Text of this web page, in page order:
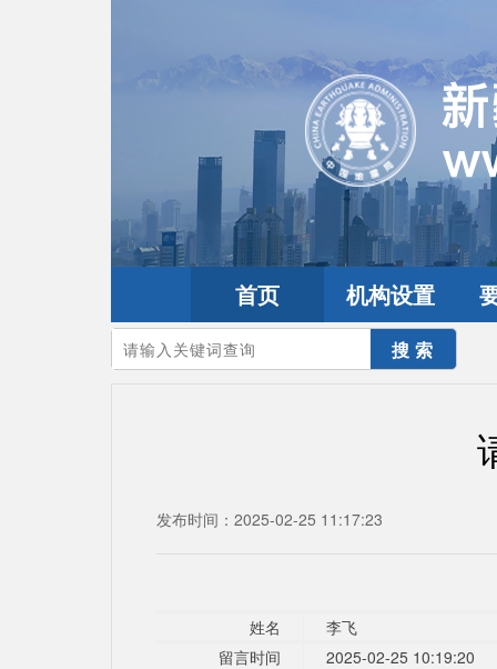
首页 机构设置
您的当前位置：首页>互动交流
发布时间：2025-02-25 11:17:23
姓名
李飞
留言时间
2025-02-25 10:19:20